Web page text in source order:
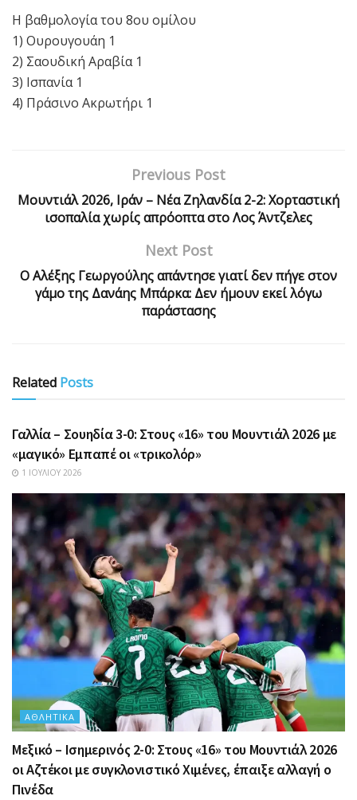
Η βαθμολογία του 8ου ομίλου
1) Ουρουγουάη 1
2) Σαουδική Αραβία 1
3) Ισπανία 1
4) Πράσινο Ακρωτήρι 1
Previous Post
Μουντιάλ 2026, Ιράν – Νέα Ζηλανδία 2-2: Χορταστική
ισοπαλία χωρίς απρόοπτα στο Λος Άντζελες
Next Post
Ο Αλέξης Γεωργούλης απάντησε γιατί δεν πήγε στον
γάμο της Δανάης Μπάρκα: Δεν ήμουν εκεί λόγω
παράστασης
Related Posts
ΑΘΛΗΤΙΚΆ
Γαλλία – Σουηδία 3-0: Στους «16» του Μουντιάλ 2026 με
«μαγικό» Εμπαπέ οι «τρικολόρ»
1 ΙΟΥΛΊΟΥ 2026
ΑΘΛΗΤΙΚΆ
Μεξικό – Ισημερινός 2-0: Στους «16» του Μουντιάλ 2026
οι Αζτέκοι με συγκλονιστικό Χιμένες, έπαιξε αλλαγή ο
Πινέδα